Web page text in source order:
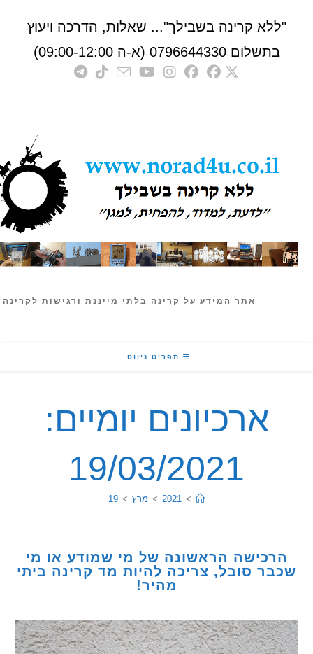
קרינה בשבילך"... שאלות, הדרכה ויעוץ
0796644330 (א-ה 09:00-12:00)
אתר המידע על קרינה בלתי מייננת ורגישות לקרינה
תפריט ניווט
ארכיונים יומיים:
19/03/2021
2021
> מרץ >
19
הראשונה של מי שמודע או מי
סובל, צריכה להיות מד קרינה ביתי
מהיר!